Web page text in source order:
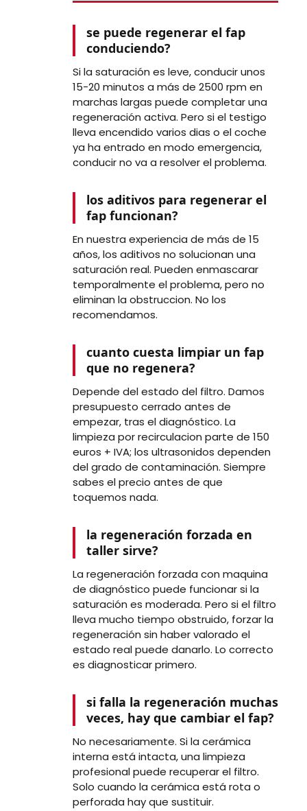
se puede regenerar el fap
conduciendo?
Si la saturación es leve, conducir unos
15-20 minutos a más de 2500 rpm en
marchas largas puede completar una
regeneración activa. Pero si el testigo
lleva encendido varios dias o el coche
ya ha entrado en modo emergencia,
conducir no va a resolver el problema.
los aditivos para regenerar el
fap funcionan?
En nuestra experiencia de más de 15
años, los aditivos no solucionan una
saturación real. Pueden enmascarar
temporalmente el problema, pero no
eliminan la obstruccion. No los
recomendamos.
cuanto cuesta limpiar un fap
que no regenera?
Depende del estado del filtro. Damos
presupuesto cerrado antes de
empezar, tras el diagnóstico. La
limpieza por recirculacion parte de 150
euros + IVA; los ultrasonidos dependen
del grado de contaminación. Siempre
sabes el precio antes de que
toquemos nada.
la regeneración forzada en
taller sirve?
La regeneración forzada con maquina
de diagnóstico puede funcionar si la
saturación es moderada. Pero si el filtro
lleva mucho tiempo obstruido, forzar la
regeneración sin haber valorado el
estado real puede danarlo. Lo correcto
es diagnosticar primero.
si falla la regeneración muchas
veces, hay que cambiar el fap?
No necesariamente. Si la cerámica
interna está intacta, una limpieza
profesional puede recuperar el filtro.
Solo cuando la cerámica está rota o
perforada hay que sustituir.